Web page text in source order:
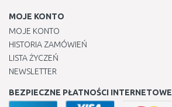
MOJE KONTO
MOJE KONTO
HISTORIA ZAMÓWIEŃ
LISTA ŻYCZEŃ
NEWSLETTER
BEZPIECZNE PŁATNOŚCI INTERNETOWE